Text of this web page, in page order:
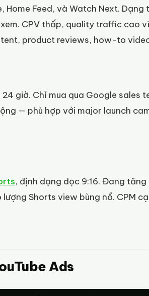
Home Feed, và Watch Next. Dạng
CPV thấp, quality traffic cao
product reviews, how-to
giờ. Chỉ mua qua Google sales
— phù hợp với major launch
, định dạng dọc 9:16. Đang
Shorts view bùng nổ. CPM
Ads